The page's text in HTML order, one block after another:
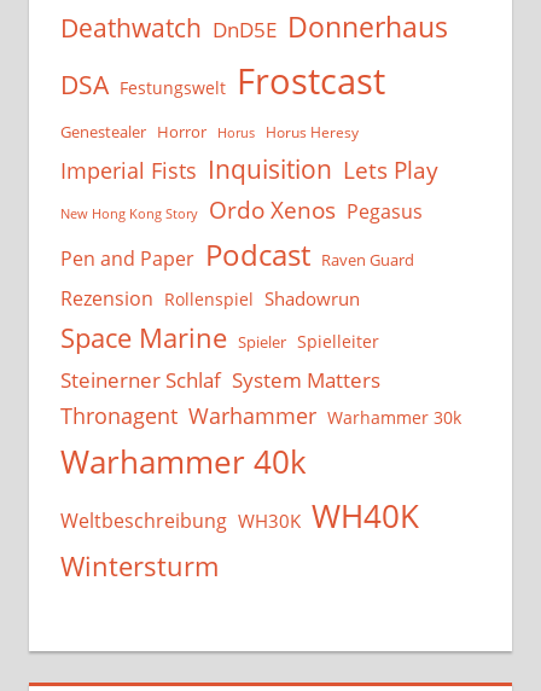
Deathwatch DnD5E Donnerhaus
DSA Festungswelt Frostcast
Genestealer Horror Horus Horus Heresy
Imperial Fists Inquisition Lets Play
New Hong Kong Story Ordo Xenos Pegasus
Pen and Paper Podcast Raven Guard
Rezension Rollenspiel Shadowrun
Space Marine Spieler Spielleiter
Steinerner Schlaf System Matters
Thronagent Warhammer Warhammer 30k
Warhammer 40k
Weltbeschreibung WH30K WH40K
Wintersturm